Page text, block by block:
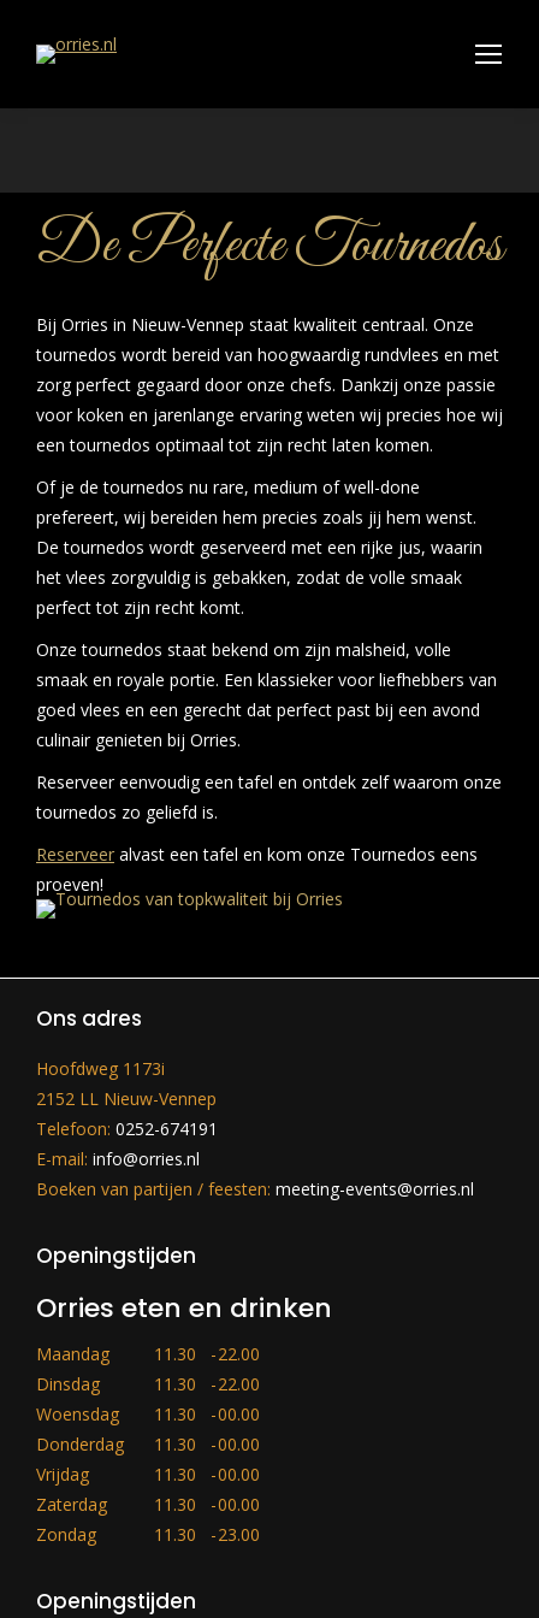
De Perfecte Tournedos
Bij Orries in Nieuw-Vennep staat kwaliteit centraal. Onze
tournedos wordt bereid van hoogwaardig rundvlees en met
zorg perfect gegaard door onze chefs. Dankzij onze passie
voor koken en jarenlange ervaring weten wij precies hoe wij
een tournedos optimaal tot zijn recht laten komen.
Of je de tournedos nu rare, medium of well-done
prefereert, wij bereiden hem precies zoals jij hem wenst.
De tournedos wordt geserveerd met een rijke jus, waarin
het vlees zorgvuldig is gebakken, zodat de volle smaak
perfect tot zijn recht komt.
Onze tournedos staat bekend om zijn malsheid, volle
smaak en royale portie. Een klassieker voor liefhebbers van
goed vlees en een gerecht dat perfect past bij een avond
culinair genieten bij Orries.
Reserveer eenvoudig een tafel en ontdek zelf waarom onze
tournedos zo geliefd is.
Reserveer alvast een tafel en kom onze Tournedos eens
proeven!
Ons adres
Hoofdweg 1173i
2152 LL Nieuw-Vennep
Telefoon: 0252-674191
E-mail: info@orries.nl
Boeken van partijen / feesten: meeting-events@orries.nl
Openingstijden
Orries eten en drinken
Maandag 11.30 -22.00
Dinsdag
11.30 -22.00
Woensdag
11.30 -00.00
Donderdag
11.30 -00.00
Vrijdag
11.30 -00.00
Zaterdag
11.30 -00.00
Zondag
11.30 -23.00
Openingstijden